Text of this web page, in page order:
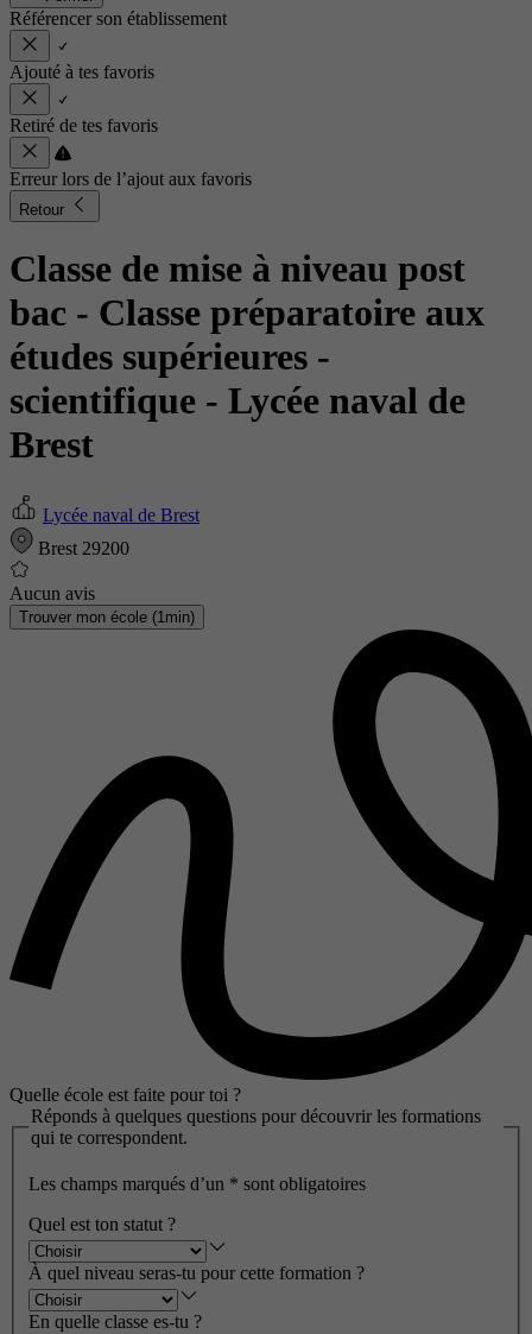
Référencer son établissement
Ajouté à tes favoris
Retiré de tes favoris
Erreur lors de l’ajout aux favoris
Retour
Classe de mise à niveau post
bac - Classe préparatoire aux
études supérieures -
scientifique - Lycée naval de
Brest
Lycée naval de Brest
Brest 29200
Aucun avis
Trouver mon école (1min)
Quelle école est faite pour toi ?
Réponds à quelques questions pour découvrir les formations
qui te correspondent.
Les champs marqués d’un * sont obligatoires
Quel est ton statut ?
À quel niveau seras-tu pour cette formation ?
En quelle classe es-tu ?